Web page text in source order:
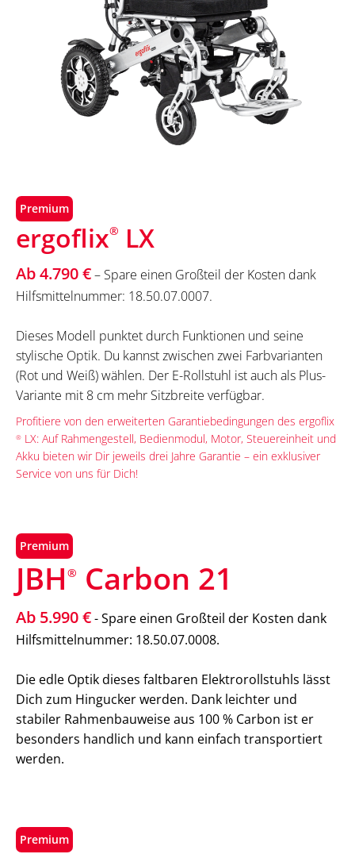
Premium
ergoflix® LX
Ab 4.790 €– Spare einen Großteil der Kosten dank
Hilfsmittelnummer: 18.50.07.0007.
Dieses Modell punktet durch Funktionen und seine
stylische Optik. Du kannst zwischen zwei Farbvarianten
(Rot und Weiß) wählen. Der E-Rollstuhl ist auch als Plus-
Variante mit 8 cm mehr Sitzbreite verfügbar.
Profitiere von den erweiterten Garantiebedingungen des ergoflix
® LX: Auf Rahmengestell, Bedienmodul, Motor, Steuereinheit und
Akku bieten wir Dir jeweils drei Jahre Garantie – ein exklusiver
Service von uns für Dich!
Premium
Premium
JBH ® Carbon 21
Ab 5.990 €- Spare einen Großteil der Kosten dank
Hilfsmittelnummer: 18.50.07.0008.
Die edle Optik dieses faltbaren Elektrorollstuhls lässt
Dich zum Hingucker werden. Dank leichter und
stabiler Rahmenbauweise aus 100 % Carbon ist er
besonders handlich und kann einfach transportiert
werden.